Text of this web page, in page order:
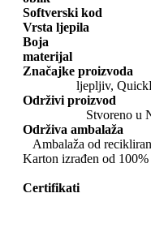
Softverski kod
Vrsta ljepila
Boja
materijal
Značajke proizvoda
ljepljiv,
Održivi proizvod
Stvoreno u
Održiva ambalaža
Ambalaža od
Karton izrađen od
Certifikati